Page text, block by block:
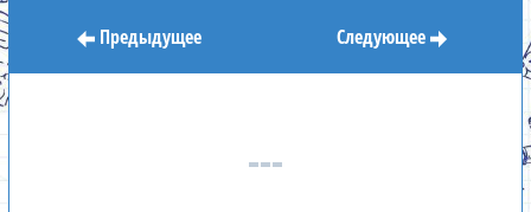
Предыдущее Следующее